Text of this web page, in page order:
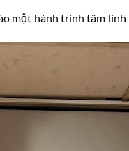
một hành trình tâm